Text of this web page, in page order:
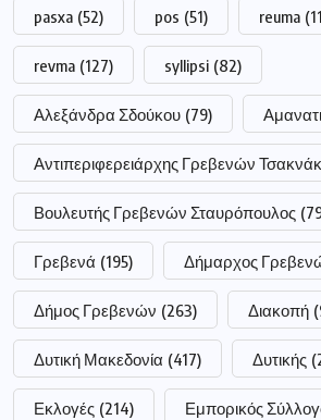
pasxa (52) pos (51) reuma
revma (127) syllipsi (82)
Αλεξάνδρα Σδούκου (79)
Αντιπεριφερειάρχης Γρεβενών
Βουλευτής Γρεβενών Σταυρόπουλος
Γρεβενά (195) Δήμαρχος
Δήμος Γρεβενών (263) Διακοπή
Δυτική Μακεδονία (417) Δυτικής
Εκλογές (214) Εμπορικός